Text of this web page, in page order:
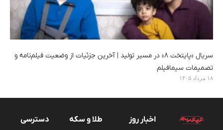
سریال «پایتخت ۸» در مسیر تولید | آخرین جزئیات از وضعیت فیلم‌نامه و
تصمیمات سیمافیلم
۱۸ مرداد ۱۴۰۵
اخبار روز طلا و سکه
دسترسی